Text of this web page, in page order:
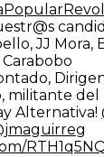
JJ Mora,
militante del
Alternativa!